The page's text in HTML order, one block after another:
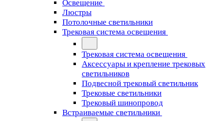
Освещение
Люстры
Потолочные светильники
Трековая система освещения
Трековая система освещения
Аксессуары и крепление трековых
светильников
Подвесной трековый светильник
Трековые светильники
Трековый шинопровод
Встраиваемые светильники